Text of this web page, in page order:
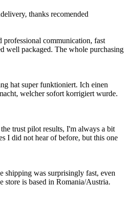
thanks recomended
communication, fast
well packaged. The whole purchasing
hat super funktioniert. Ich einen
welcher sofort korrigiert wurde.
trust pilot results, I'm always a bit
I did not hear of before, but this one
shipping was surprisingly fast, even
store is based in Romania/Austria.